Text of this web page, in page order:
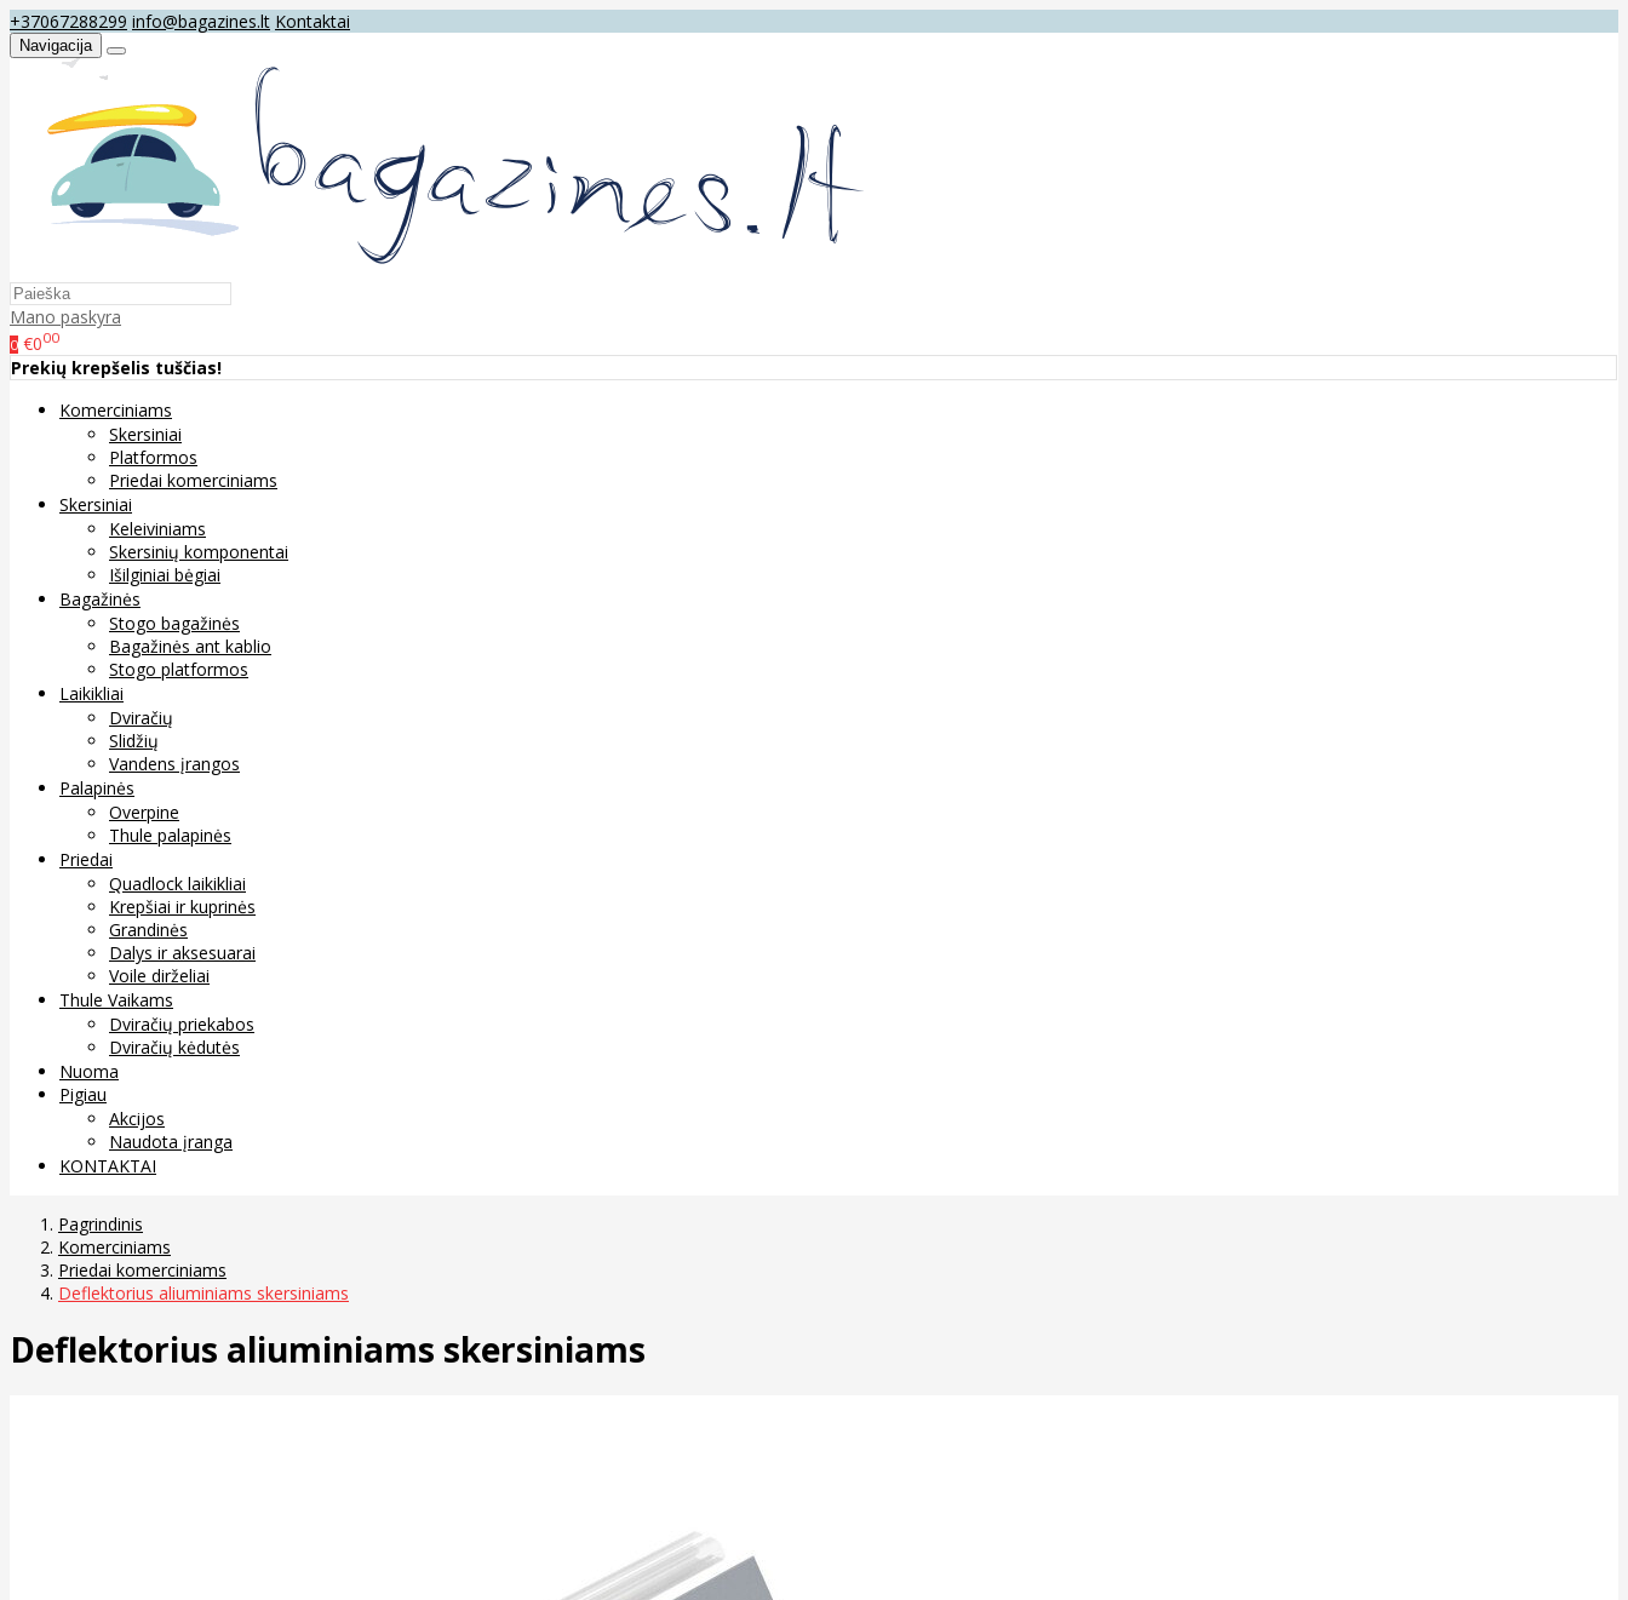
+37067288299 info@bagazines.lt Kontaktai
Navigacija
Mano paskyra
0 €000
Prekių krepšelis tuščias!
Komerciniams
Skersiniai
Platformos
Priedai komerciniams
Skersiniai
Keleiviniams
Skersinių komponentai
Išilginiai bėgiai
Bagažinės
Stogo bagažinės
Bagažinės ant kablio
Stogo platformos
Laikikliai
Dviračių
Slidžių
Vandens įrangos
Palapinės
Overpine
Thule palapinės
Priedai
Quadlock laikikliai
Krepšiai ir kuprinės
Grandinės
Dalys ir aksesuarai
Voile dirželiai
Thule Vaikams
Dviračių priekabos
Dviračių kėdutės
Nuoma
Pigiau
Akcijos
Naudota įranga
KONTAKTAI
Pagrindinis
Komerciniams
Priedai komerciniams
Deflektorius aliuminiams skersiniams
Deflektorius aliuminiams skersiniams